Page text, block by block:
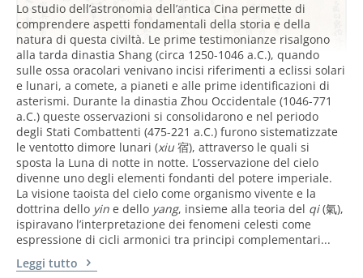
Lo studio dell’astronomia dell’antica Cina permette di
comprendere aspetti fondamentali della storia e della
natura di questa civiltà. Le prime testimonianze risalgono
alla tarda dinastia Shang (circa 1250-1046 a.C.), quando
sulle ossa oracolari venivano incisi riferimenti a eclissi solari
e lunari, a comete, a pianeti e alle prime identificazioni di
asterismi. Durante la dinastia Zhou Occidentale (1046-771
a.C.) queste osservazioni si consolidarono e nel periodo
degli Stati Combattenti (475-221 a.C.) furono sistematizzate
le ventotto dimore lunari (xiu 宿), attraverso le quali si
sposta la Luna di notte in notte. L’osservazione del cielo
divenne uno degli elementi fondanti del potere imperiale.
La visione taoista del cielo come organismo vivente e la
dottrina dello yin e dello yang, insieme alla teoria del qi(氣),
ispiravano l’interpretazione dei fenomeni celesti come
espressione di cicli armonici tra principi complementari...
Leggi tutto